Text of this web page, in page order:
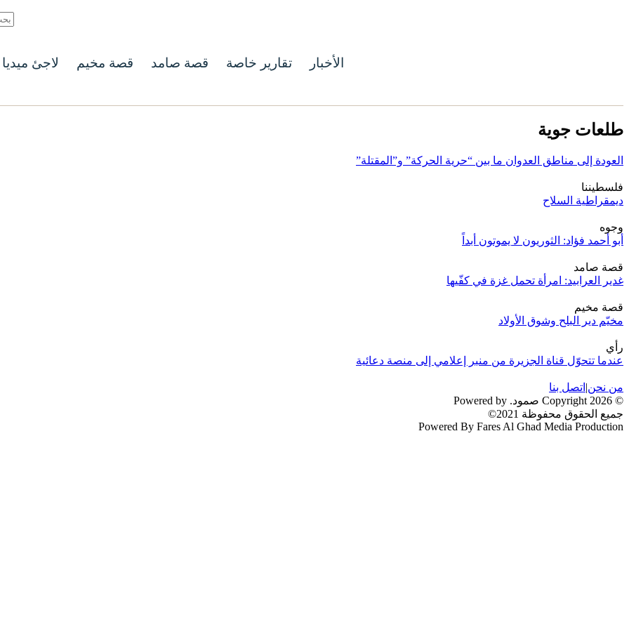
الأخبار تقارير خاصة قصة صامد قصة مخيم لاجئ ميديا
طلعات جوية
العودة إلى مناطق العدوان ما بين “حرية الحركة” و”المقتلة”
فلسطيننا
ديمقراطية السلاح
وجوه
أبو أحمد فؤاد: الثوريون لا يموتون أبداً
قصة صامد
غدير العرابيد: امرأة تحمل غزة في كفّيها
قصة مخيم
مخيّم دير البلح وشوق الأولاد
رأي
عندما تتحوّل قناة الجزيرة من منبر إعلامي إلى منصة دعائية
من نحن| اتصل بنا
© 2026 Copyright صمود. Powered by
جميع الحقوق محفوظة 2021©
Powered By Fares Al Ghad Media Production